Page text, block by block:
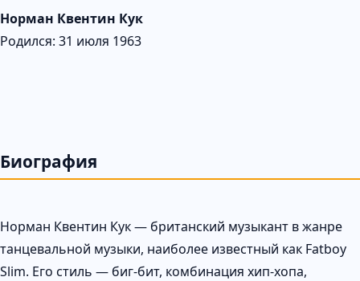
Норман Квентин Кук
Родился: 31 июля 1963
Биография
Норман Квентин Кук — британский музыкант в жанре
танцевальной музыки, наиболее известный как Fatboy
Slim. Его стиль — биг-бит, комбинация хип-хопа,